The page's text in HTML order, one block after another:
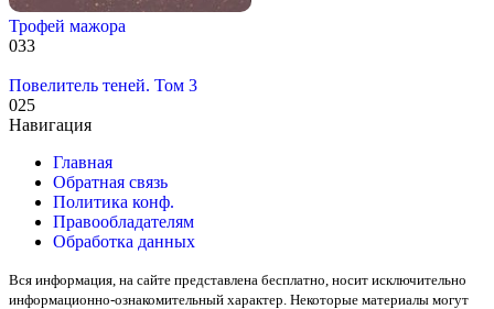
Трофей мажора
033
Повелитель теней. Том 3
025
Навигация
Главная
Обратная связь
Политика конф.
Правообладателям
Обработка данных
Вся информация, на сайте представлена бесплатно, носит исключительно
информационно-ознакомительный характер. Некоторые материалы могут